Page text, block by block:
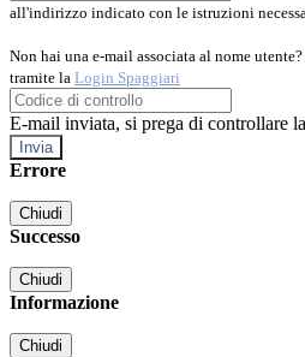
all'indirizzo indicato con le istruzioni
Non hai una e-mail associata al nome
tramite la Login Spaggiari
E-mail inviata, si prega di controllare
Errore
Chiudi
Successo
Chiudi
Informazione
Chiudi